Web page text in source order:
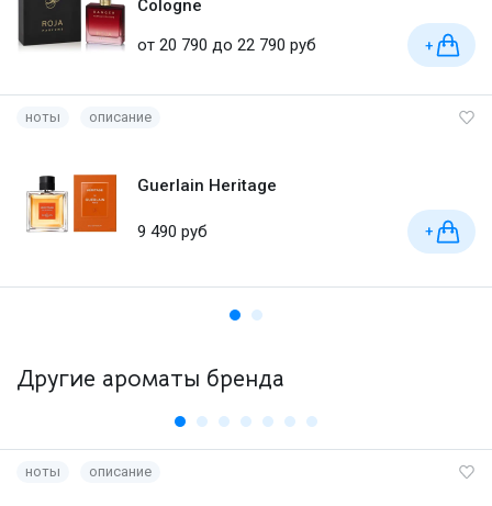
Cologne
от 20 790 до 22 790 руб
+
ноты описание
Guerlain Heritage
9 490 руб +
Другие ароматы бренда
ноты описание